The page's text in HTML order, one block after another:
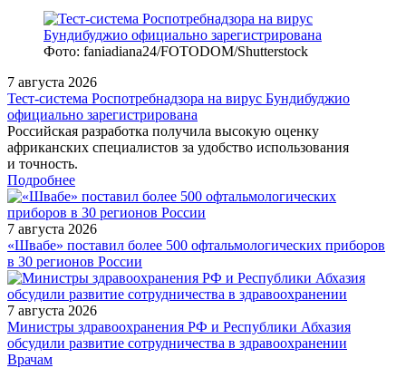
Фото: faniadiana24/FOTODOM/Shutterstock
7 августа 2026
Тест‑система Роспотребнадзора на вирус Бундибуджио
официально зарегистрирована
Российская разработка получила высокую оценку
африканских специалистов за удобство использования
и точность.
Подробнее
7 августа 2026
«Швабе» поставил более 500 офтальмологических приборов
в 30 регионов России
7 августа 2026
Министры здравоохранения РФ и Республики Абхазия
обсудили развитие сотрудничества в здравоохранении
/legislation/law/
Врачам